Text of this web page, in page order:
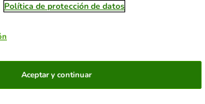
Política de protección de datos
Aceptar y continuar